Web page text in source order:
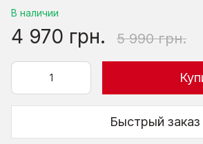
В наличии
4 970 грн. 5 990 грн.
Быстрый заказ